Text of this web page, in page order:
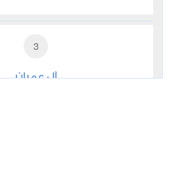
3
آل عمران